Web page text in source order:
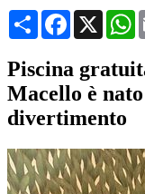
CondividiFacebook
X
Piscina
Macello è
divertimento